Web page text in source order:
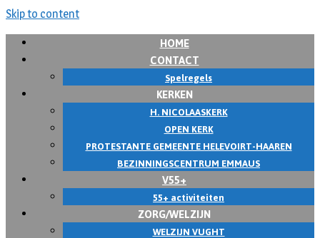
Skip to content
HOME
CONTACT
Spelregels
KERKEN
H. NICOLAASKERK
OPEN KERK
PROTESTANTE GEMEENTE HELEVOIRT-HAAREN
BEZINNINGSCENTRUM EMMAUS
V55+
55+ activiteiten
ZORG/WELZIJN
WELZIJN VUGHT